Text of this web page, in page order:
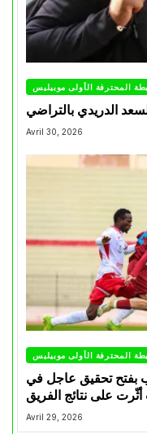
المحترفة الأولى موبيليس
الدريدي بالتراضي
Avril 30, 2026
المحترفة الأولى موبيليس
بفتح تحقيق عاجل في
على نتائج الفريق
Avril 29, 2026